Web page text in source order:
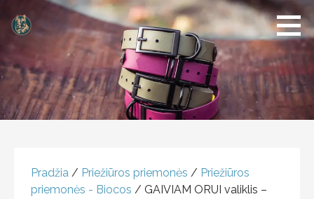
Dogs of
reikmenų
parduotuvė
Pradžia / Priežiūros priemonės / Priežiūros
priemonės - Biocos / GAIVIAM ORUI valiklis –